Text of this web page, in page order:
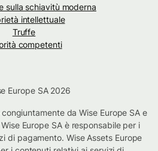
sulla schiavitù moderna
intellettuale
Truffe
competenti
Europe SA 2026
da Wise Europe SA e
Europe SA è responsabile per i
di pagamento. Wise Assets Europe